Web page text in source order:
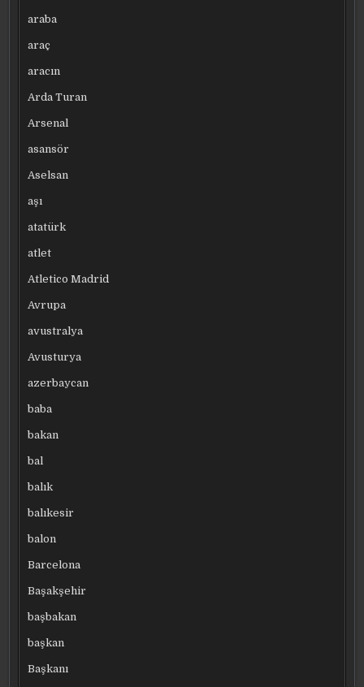
araba
araç
aracın
Arda Turan
Arsenal
asansör
Aselsan
aşı
atatürk
atlet
Atletico Madrid
Avrupa
avustralya
Avusturya
azerbaycan
baba
bakan
bal
balık
balıkesir
balon
Barcelona
Başakşehir
başbakan
başkan
Başkanı